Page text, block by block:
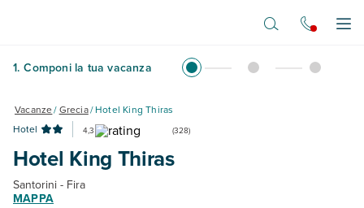
1. Componi la tua vacanza
Vacanze/Grecia/Hotel King Thiras
Hotel
4,3 (328)
Hotel King Thiras
Santorini - Fira
MAPPA